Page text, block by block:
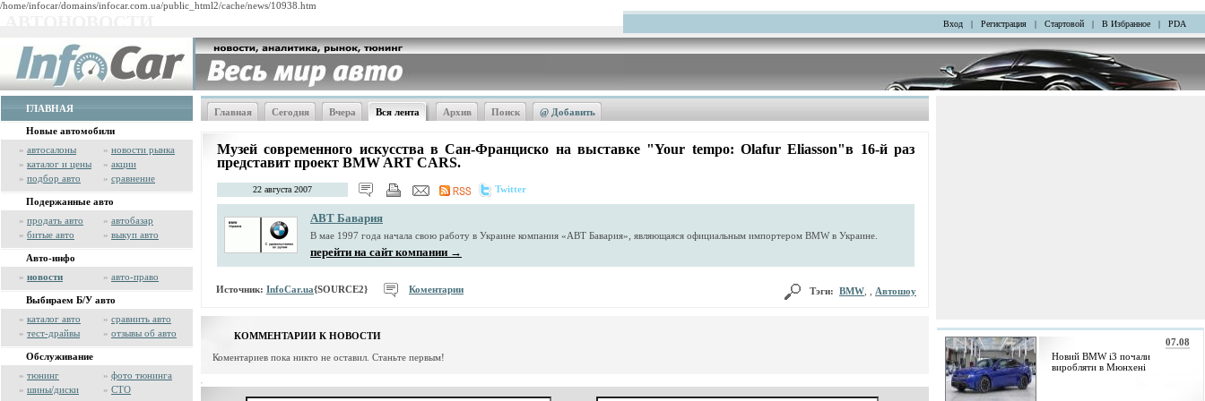
/home/infocar/domains/infocar.com.ua/public_html2/cache/news/10938.htm
Вход | Регистрация | Стартовой | В Избранное | PDA
ГЛАВНАЯ
Новые автомобили
» автосалоны » новости рынка
» каталог и цены » акции
» подбор авто » сравнение
Подержанные авто
» продать авто » автобазар
» битые авто » выкуп авто
Авто-инфо
» новости » авто-право
Выбираем Б/У авто
» каталог авто » сравнить авто
» тест-драйвы » отзывы об авто
Обслуживание
» тюнинг » фото тюнинга
» шины/диски » СТО
Главная Сегодня Вчера Вся лента Архив Поиск @ Добавить
Музей современного искусства в Сан-Франциско на выставке "Your tempo: Olafur Eliasson"в 16-й раз
представит проект BMW ART CARS.
22 августа 2007 Twitter
АВТ Бавария
В мае 1997 года начала свою работу в Украине компания «АВТ Бавария», являющаяся официальным импортером ВМW в Украине.
перейти на сайт компании →
Источник: InfoCar.ua{SOURCE2} Коментарии Тэги: BMW Автошоу
КОММЕНТАРИИ К НОВОСТИ
Коментариев пока никто не оставил. Станьте первым!
07.08
Новий BMW i3 почали
виробляти в Мюнхені